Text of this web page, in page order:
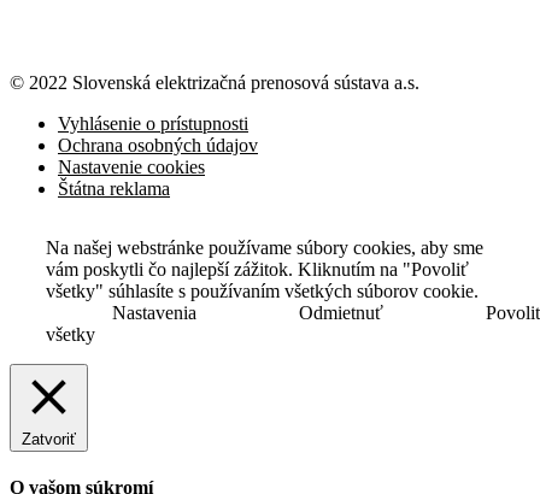
© 2022 Slovenská elektrizačná prenosová sústava a.s.
Vyhlásenie o prístupnosti
Ochrana osobných údajov
Nastavenie cookies
Štátna reklama
Na našej webstránke používame súbory cookies, aby sme
vám poskytli čo najlepší zážitok. Kliknutím na "Povoliť
všetky" súhlasíte s používaním všetkých súborov cookie.
Nastavenia
Odmietnuť
všetky
Zatvoriť
O vašom súkromí